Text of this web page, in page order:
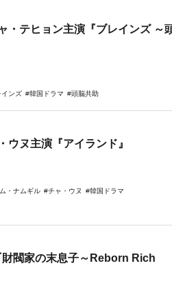
・テヒョン主演『ブレインズ ～
インズ 韓国ドラマ 頭脳共助
ウヌ主演『アイランド』
・ナムギル チャ・ウヌ 韓国ドラマ
閥家の末息子～Reborn Rich